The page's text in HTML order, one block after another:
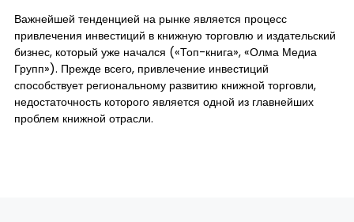
Важнейшей тенденцией на рынке является процесс
привлечения инвестиций в книжную торговлю и издательский
бизнес, который уже начался («Топ-книга», «Олма Медиа
Групп»). Прежде всего, привлечение инвестиций
способствует региональному развитию книжной торговли,
недостаточность которого является одной из главнейших
проблем книжной отрасли.